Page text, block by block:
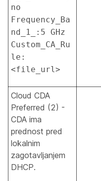
no
Frequency_Ba
nd_1_:5 GHz
Custom_CA_Ru
le:
<file_url>
Cloud CDA
Preferred (2) -
CDA ima
prednost pred
lokalnim
zagotavljanjem
DHCP.